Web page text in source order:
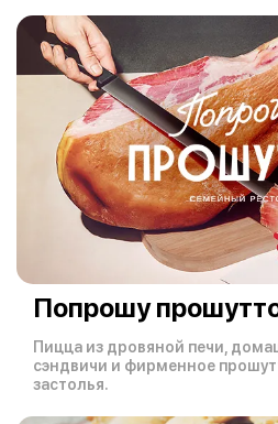
Попрошу
Пицца из дровяной печи,
сэндвичи и фирменное
застолья.